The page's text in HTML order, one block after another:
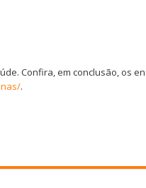
Confira, em conclusão, os
.